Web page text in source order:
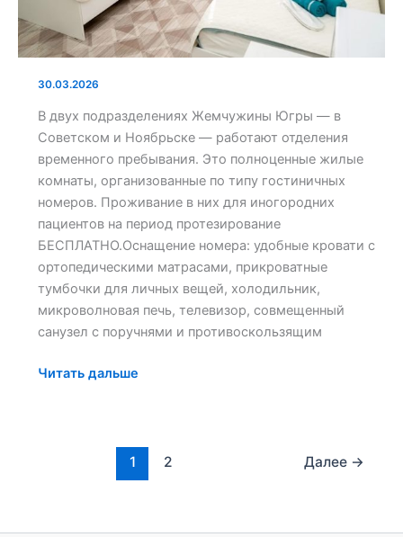
30.03.2026
В двух подразделениях Жемчужины Югры — в
Советском и Ноябрьске — работают отделения
временного пребывания. Это полноценные жилые
комнаты, организованные по типу гостиничных
номеров. Проживание в них для иногородних
пациентов на период протезирование
БЕСПЛАТНО.Оснащение номера: удобные кровати с
ортопедическими матрасами, прикроватные
тумбочки для личных вещей, холодильник,
микроволновая печь, телевизор, совмещенный
санузел с поручнями и противоскользящим
Читать дальше
1 2 Далее →